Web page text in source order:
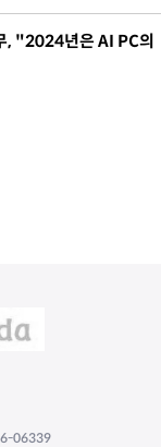
, "2024년은 AI PC의
06339